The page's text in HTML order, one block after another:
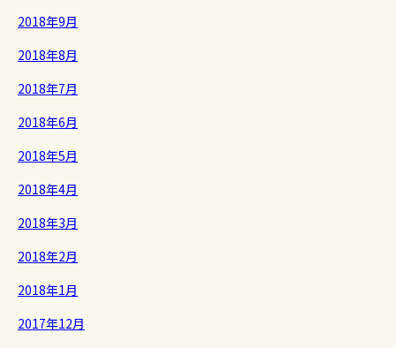
2018年9月
2018年8月
2018年7月
2018年6月
2018年5月
2018年4月
2018年3月
2018年2月
2018年1月
2017年12月